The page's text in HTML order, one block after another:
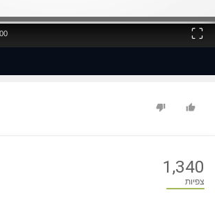
Fullscreen
1,340
צפיות